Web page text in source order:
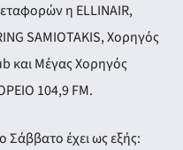
η ΕLLINAIR,
SAMIOTAKIS, Χορηγός
και Mέγας Χορηγός
104,9 FM.
έχει ως εξής: